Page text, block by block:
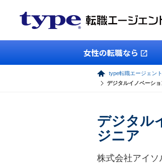
女性の転職なら
type転職エージェント
デジタルイノベーシ
デジタル
ジニア
株式会社アイソ